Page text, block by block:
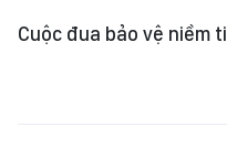
Cuộc đua bảo vệ niềm